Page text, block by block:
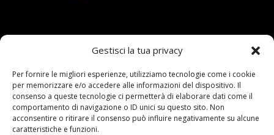
Gestisci la tua privacy
Per fornire le migliori esperienze, utilizziamo tecnologie come i cookie
per memorizzare e/o accedere alle informazioni del dispositivo. Il
consenso a queste tecnologie ci permetterà di elaborare dati come il
comportamento di navigazione o ID unici su questo sito. Non
acconsentire o ritirare il consenso può influire negativamente su alcune
caratteristiche e funzioni.
Assicurazione auto e sostituzione lunotto: le cose
da sapere
21 Aprile,2026
Range Rover: un’icona tra i luxury SUV